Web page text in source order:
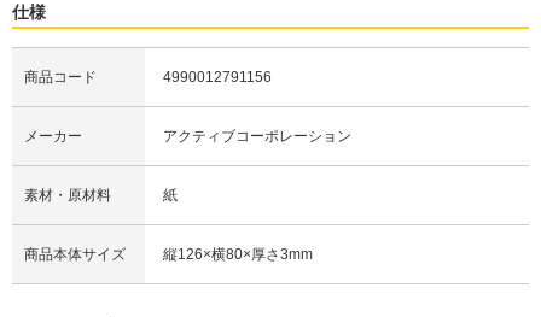
仕様
商品コード 4990012791156
メーカー アクティブコーポレーション
素材・原材料 紙
商品本体サイズ 縦126×横80×厚さ3mm